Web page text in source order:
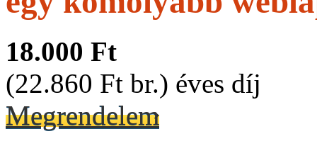
18.000 Ft
(22.860 Ft br.) éves díj
Megrendelem